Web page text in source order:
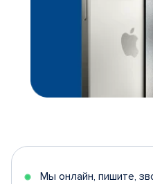
Мы онлайн, пишите,